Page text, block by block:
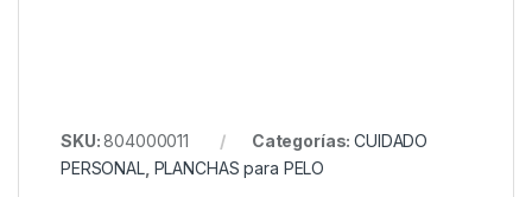
SKU:804000011 Categorías:CUIDADO
PERSONAL, PLANCHAS para PELO